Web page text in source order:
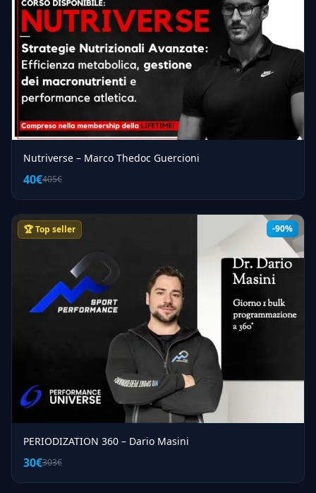
Nutriverse – Marco Thedoc Guercioni
40€405€
-90%
🏆 Top seller
PERIODIZATION 360 – Dario Masini
30€303€